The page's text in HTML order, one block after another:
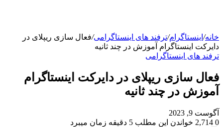
خانه/ اینستاگرام/ترفند های اینستاگرامی/فعال سازی ریپلای در
دایرکت اینستاگرام آموزش در چند ثانیه
ترفند های اینستاگرامی
فعال سازی ریپلای در دایرکت اینستاگرام
آموزش در چند ثانیه
آگوست 9, 2023
0
خواندن این مطلب 5 دقیقه زمان میبرد